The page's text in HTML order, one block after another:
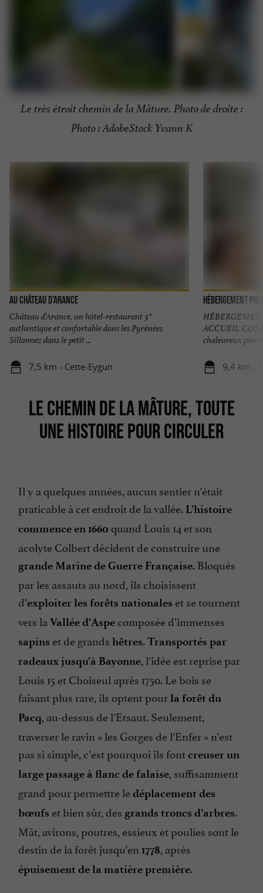
Le très étroit chemin de la Mâture. Photo de droite :
Photo : AdobeStock Yvann K
Au Château d'Arance
Château d’Arance, un hôtel-restaurant 3*
authentique et confortable dans les Pyrénées
Sillonnez dans le petit ...
7,5 km - Cette-Eygun
Hébergement Pic
ACCUEIL
chaleureux pour
9,4 km -
LE CHEMIN DE LA MÂTURE, TOUTE
UNE HISTOIRE POUR CIRCULER
Il y a quelques années, aucun sentier n’était
praticable à cet endroit de la vallée. L’histoire
commence en 1660 quand Louis 14 et son
acolyte Colbert décident de construire une
grande Marine de Guerre Française. Bloqués
par les assauts au nord, ils choisissent
d’exploiter les forêts nationales et se tournent
vers la Vallée d’Aspe composée d’immenses
sapins et de grands hêtres.Transportés par
radeaux jusqu’à Bayonne, l’idée est reprise par
Louis 15 et Choiseul après 1750. Le bois se
faisant plus rare, ils optent pourla forêt du
Pacq, au-dessus de l’Etsaut. Seulement,
traverser le ravin « les Gorges de l’Enfer » n’est
pas si simple, c’est pourquoi ils fontcreuser un
large passage à flanc de falaise, suffisamment
grand pour permettre ledéplacement des
bœufs et bien sûr, des grands troncs d’arbres.
Mât, avirons, poutres, essieux et poulies sont le
destin de la forêt jusqu’en 1778, après
épuisement de la matière première.